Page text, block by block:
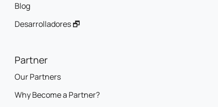
Blog
Desarrolladores 🗗
Partner
Our Partners
Why Become a Partner?